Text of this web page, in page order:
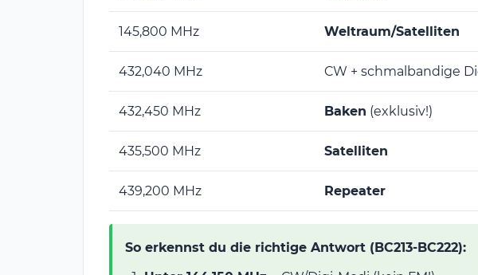
145,800 MHz Weltraum/Satelliten
432,040 MHz CW + schmalbandige
432,450 MHz Baken (exklusiv!)
435,500 MHz Satelliten
439,200 MHz Repeater
So erkennst du die richtige Antwort (BC213-BC222):